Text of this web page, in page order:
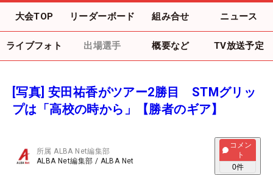
大会TOP リーダーボード 組み合せ ニュース
ライブフォト 出場選手 概要など TV放送予定
[写真] 安田祐香がツアー2勝目 STMグリッ
プは「高校の時から」【勝者のギア】
所属ALBA Net編集部
ALBA Net編集部 / ALBA Net
コメン
ト
0件